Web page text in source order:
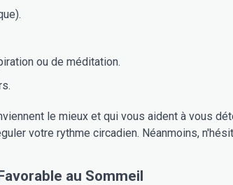
ou de méditation.
le mieux et qui vous aident à vous
votre rythme circadien. Néanmoins,
au Sommeil